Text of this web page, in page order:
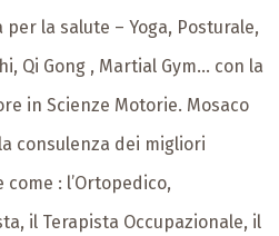
la salute – Yoga, Posturale,
Qi Gong , Martial Gym… con la
in Scienze Motorie. Mosaco
consulenza dei migliori
: l’Ortopedico,
il Terapista Occupazionale, il